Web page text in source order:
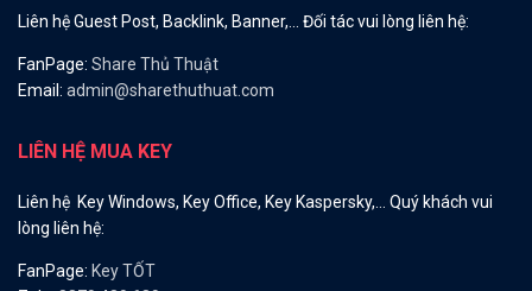
Liên hệ Guest Post, Backlink, Banner,… Đối tác vui lòng liên hệ:
FanPage: Share Thủ Thuật
Email: admin@sharethuthuat.com
LIÊN HỆ MUA KEY
Liên hệ Key Windows, Key Office, Key Kaspersky,… Quý khách vui
lòng liên hệ:
FanPage: Key TỐT